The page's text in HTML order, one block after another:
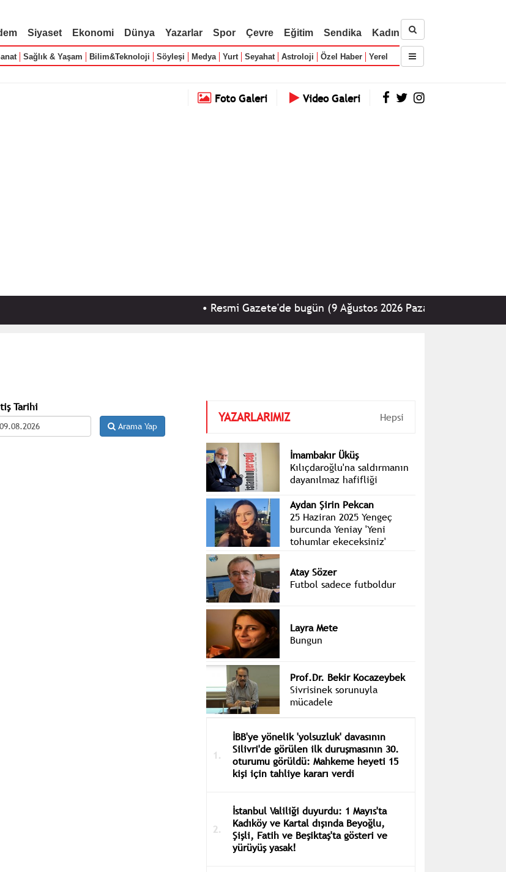
Siyaset Ekonomi Dünya Yazarlar Spor Çevre Eğitim Sendika Kadın
Sağlık & Yaşam Bilim&Teknoloji Söyleşi Medya Yurt Seyahat Astroloji Özel Haber Yerel
Foto Galeri Video Galeri
Resmi Gazete'de bugün (9 Ağustos 2026 Pazar)
Tarihi
Arama Yap
YAZARLARIMIZ Hepsi
İmambakır Üküş
Kılıçdaroğlu'na saldırmanın
dayanılmaz hafifliği
Aydan Şirin Pekcan
25 Haziran 2025 Yengeç
burcunda Yeniay 'Yeni
tohumlar ekeceksiniz'
Atay Sözer
Futbol sadece futboldur
Layra Mete
Bungun
Prof.Dr. Bekir Kocazeybek
Sivrisinek sorunuyla
mücadele
İBB'ye yönelik 'yolsuzluk' davasının
Silivri'de görülen ilk duruşmasının 30.
oturumu görüldü: Mahkeme heyeti 15
kişi için tahliye kararı verdi
İstanbul Valiliği duyurdu: 1 Mayıs'ta
Kadıköy ve Kartal dışında Beyoğlu,
Şişli, Fatih ve Beşiktaş'ta gösteri ve
yürüyüş yasak!